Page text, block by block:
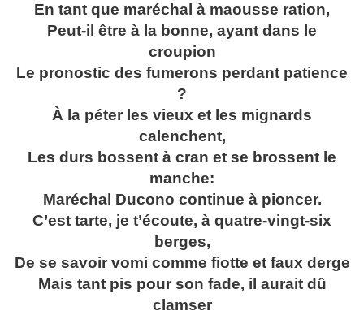
En tant que maréchal à maousse ration,
Peut-il être à la bonne, ayant dans le
croupion
Le pronostic des fumerons perdant patience
?
À la péter les vieux et les mignards
calenchent,
Les durs bossent à cran et se brossent le
manche:
Maréchal Ducono continue à pioncer.
C’est tarte, je t’écoute, à quatre-vingt-six
berges,
De se savoir vomi comme fiotte et faux derge
Mais tant pis pour son fade, il aurait dû
clamser